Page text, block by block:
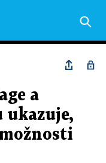
a
ukazuje,